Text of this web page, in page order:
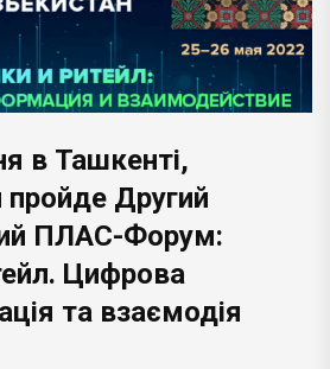
в Ташкенті,
пройде Другий
ПЛАС-Форум:
Цифрова
та взаємодія